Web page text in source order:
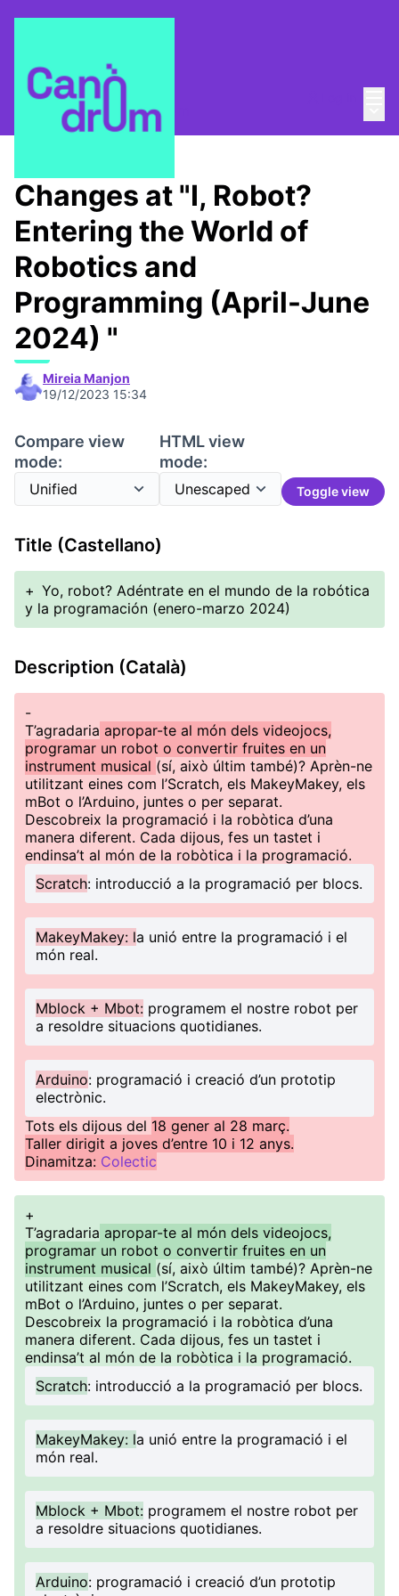
/ Escola Canòdrom
Changes at "I, Robot?
Entering the World of
Robotics and
Programming (April-June
2024) "
Mireia Manjon
19/12/2023 15:34
Compare view
mode:
HTML view
mode:
Toggle view
Title (Castellano)
+ Yo, robot? Adéntrate en el mundo de la robótica
y la programación (enero-marzo 2024)
Description (Català)
-
T’agradaria apropar-te al món dels videojocs,
programar un robot o convertir fruites en un
instrument musical (sí, això últim també)? Aprèn-ne
utilitzant eines com l’Scratch, els MakeyMakey, els
mBot o l’Arduino, juntes o per separat.
Descobreix la programació i la robòtica d’una
manera diferent. Cada dijous, fes un tastet i
endinsa’t al món de la robòtica i la programació.
Scratch: introducció a la programació per blocs.
MakeyMakey: la unió entre la programació i el
món real.
Mblock + Mbot: programem el nostre robot per
a resoldre situacions quotidianes.
Arduino: programació i creació d’un prototip
electrònic.
Tots els dijous del 18 gener al 28 març.
Taller dirigit a joves d’entre 10 i 12 anys.
Dinamitza: Colectic
+
T’agradaria apropar-te al món dels videojocs,
programar un robot o convertir fruites en un
instrument musical (sí, això últim també)? Aprèn-ne
utilitzant eines com l’Scratch, els MakeyMakey, els
mBot o l’Arduino, juntes o per separat.
Descobreix la programació i la robòtica d’una
manera diferent. Cada dijous, fes un tastet i
endinsa’t al món de la robòtica i la programació.
Scratch: introducció a la programació per blocs.
MakeyMakey: la unió entre la programació i el
món real.
Mblock + Mbot: programem el nostre robot per
a resoldre situacions quotidianes.
Arduino: programació i creació d’un prototip